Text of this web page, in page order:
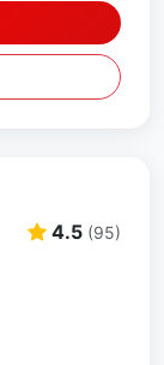
4.5 (95)